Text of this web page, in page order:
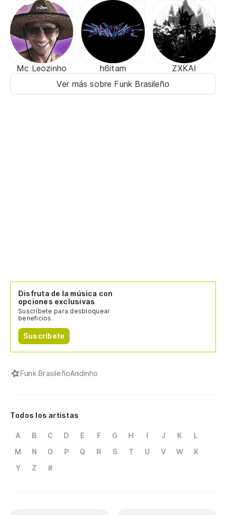
Mc Leozinho h6itam
ZXKAI
Ver más sobre Funk Brasileño
Disfruta de la música con
opciones exclusivas
Suscríbete para desbloquear
beneficios.
Suscríbete
Funk BrasileñoAndinho
Todos los artistas
A B C D E F G H I J K
L
M
N O P Q R S T U V W
X
Y
Z #